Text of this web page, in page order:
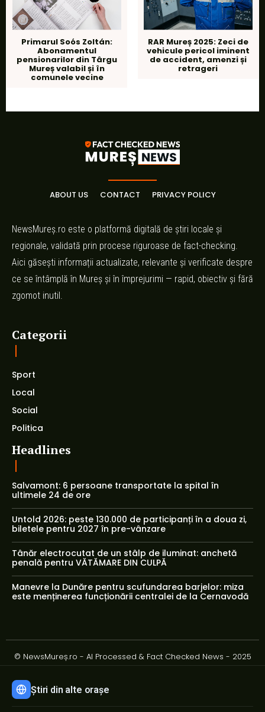
Primarul Soós Zoltán:
Abonamentul
pensionarilor din Târgu
Mureș valabil și în
comunele vecine
RAR Mureș 2025: Zeci de
vehicule pericol iminent
de accident, amenzi și
retrageri
ABOUT US CONTACT PRIVACY POLICY
NewsMureș.ro este o platformă digitală de știri locale și
regionale, validată prin procese riguroase de fact-checking.
Aici găsești informații actualizate, relevante și verificate despre
ce se întâmplă în Mureș și în împrejurimi — rapid, obiectiv și fără
zgomot inutil.
Categorii
Sport
Local
Social
Politica
Headlines
Salvamont: 6 persoane transportate la spital în
ultimele 24 de ore
Untold 2026: peste 130.000 de participanți în a doua zi,
biletele pentru 2027 în pre-vânzare
Tânăr electrocutat de un stâlp de iluminat: anchetă
penală pentru VĂTĂMARE DIN CULPĂ
Manevre la Dunăre pentru scufundarea barjelor: miza
este menținerea funcționării centralei de la Cernavodă
© NewsMureș.ro - AI Processed & Fact Checked News - 2025
Știri din alte orașe